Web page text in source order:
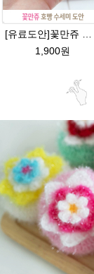
[유료도안]꽃만쥬 반짝이수세미 코바늘뜨기도안 /수세미뜨기/수세미실/반짝이수세미/반짝이실/수세미실 웰빙수세미 퐁퐁수세미 식빵 코바늘수세미
1,900원